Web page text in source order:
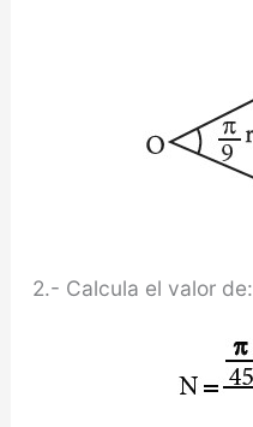
2.- Calcula el valor de: